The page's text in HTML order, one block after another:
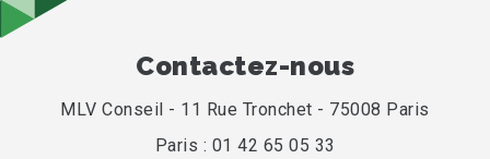
Contactez-nous
MLV Conseil - 11 Rue Tronchet - 75008 Paris
Paris : 01 42 65 05 33